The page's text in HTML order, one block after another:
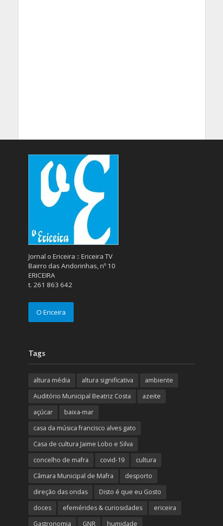
Jornal o Ericeira :: Ericeira TV
Bairro das Andorinhas, nº 10
ERICEIRA
t. 261 863 642
O Ericeira
Tags
altura média altura significativa
ambiente
Auditório Municipal Beatriz Costa
azeite
açúcar
baixa-mar
casa da música francisco alves gato
Casa de cultura Jaime Lobo e Silva
concelho de mafra
covid-19
cultura
Câmara Municipal de Mafra
desporto
direção das ondas
Disto é que eu Gosto
doces
efemérides & curiosidades
ericeira
Gastronomia
GNR humidade